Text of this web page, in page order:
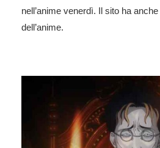
nell’anime venerdì. Il sito ha
dell’anime.